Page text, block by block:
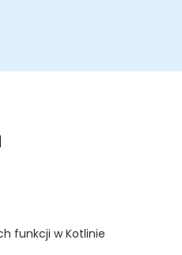
funkcji w Kotlinie